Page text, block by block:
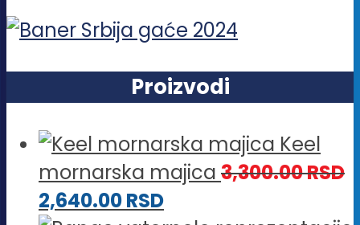
Proizvodi
Keel
mornarska majica 3,300.00RSD
2,640.00RSD